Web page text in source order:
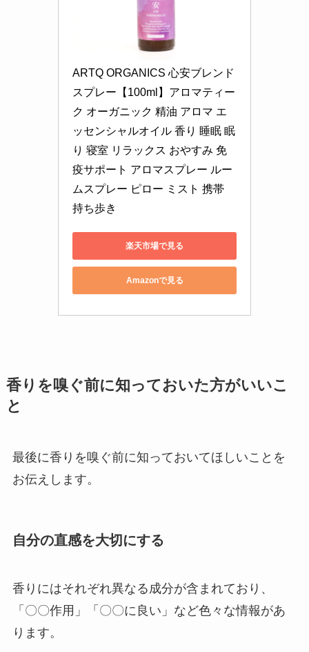
ARTQ ORGANICS 心安ブレンド
スプレー【100ml】アロマティー
ク オーガニック 精油 アロマ エ
ッセンシャルオイル 香り 睡眠 眠
り 寝室 リラックス おやすみ 免
疫サポート アロマスプレー ルー
ムスプレー ピロー ミスト 携帯
持ち歩き
楽天市場で見る
Amazonで見る
香りを嗅ぐ前に知っておいた方がいいこ
と
最後に香りを嗅ぐ前に知っておいてほしいことを
お伝えします。
自分の直感を大切にする
香りにはそれぞれ異なる成分が含まれており、
「〇〇作用」「〇〇に良い」など色々な情報があ
ります。